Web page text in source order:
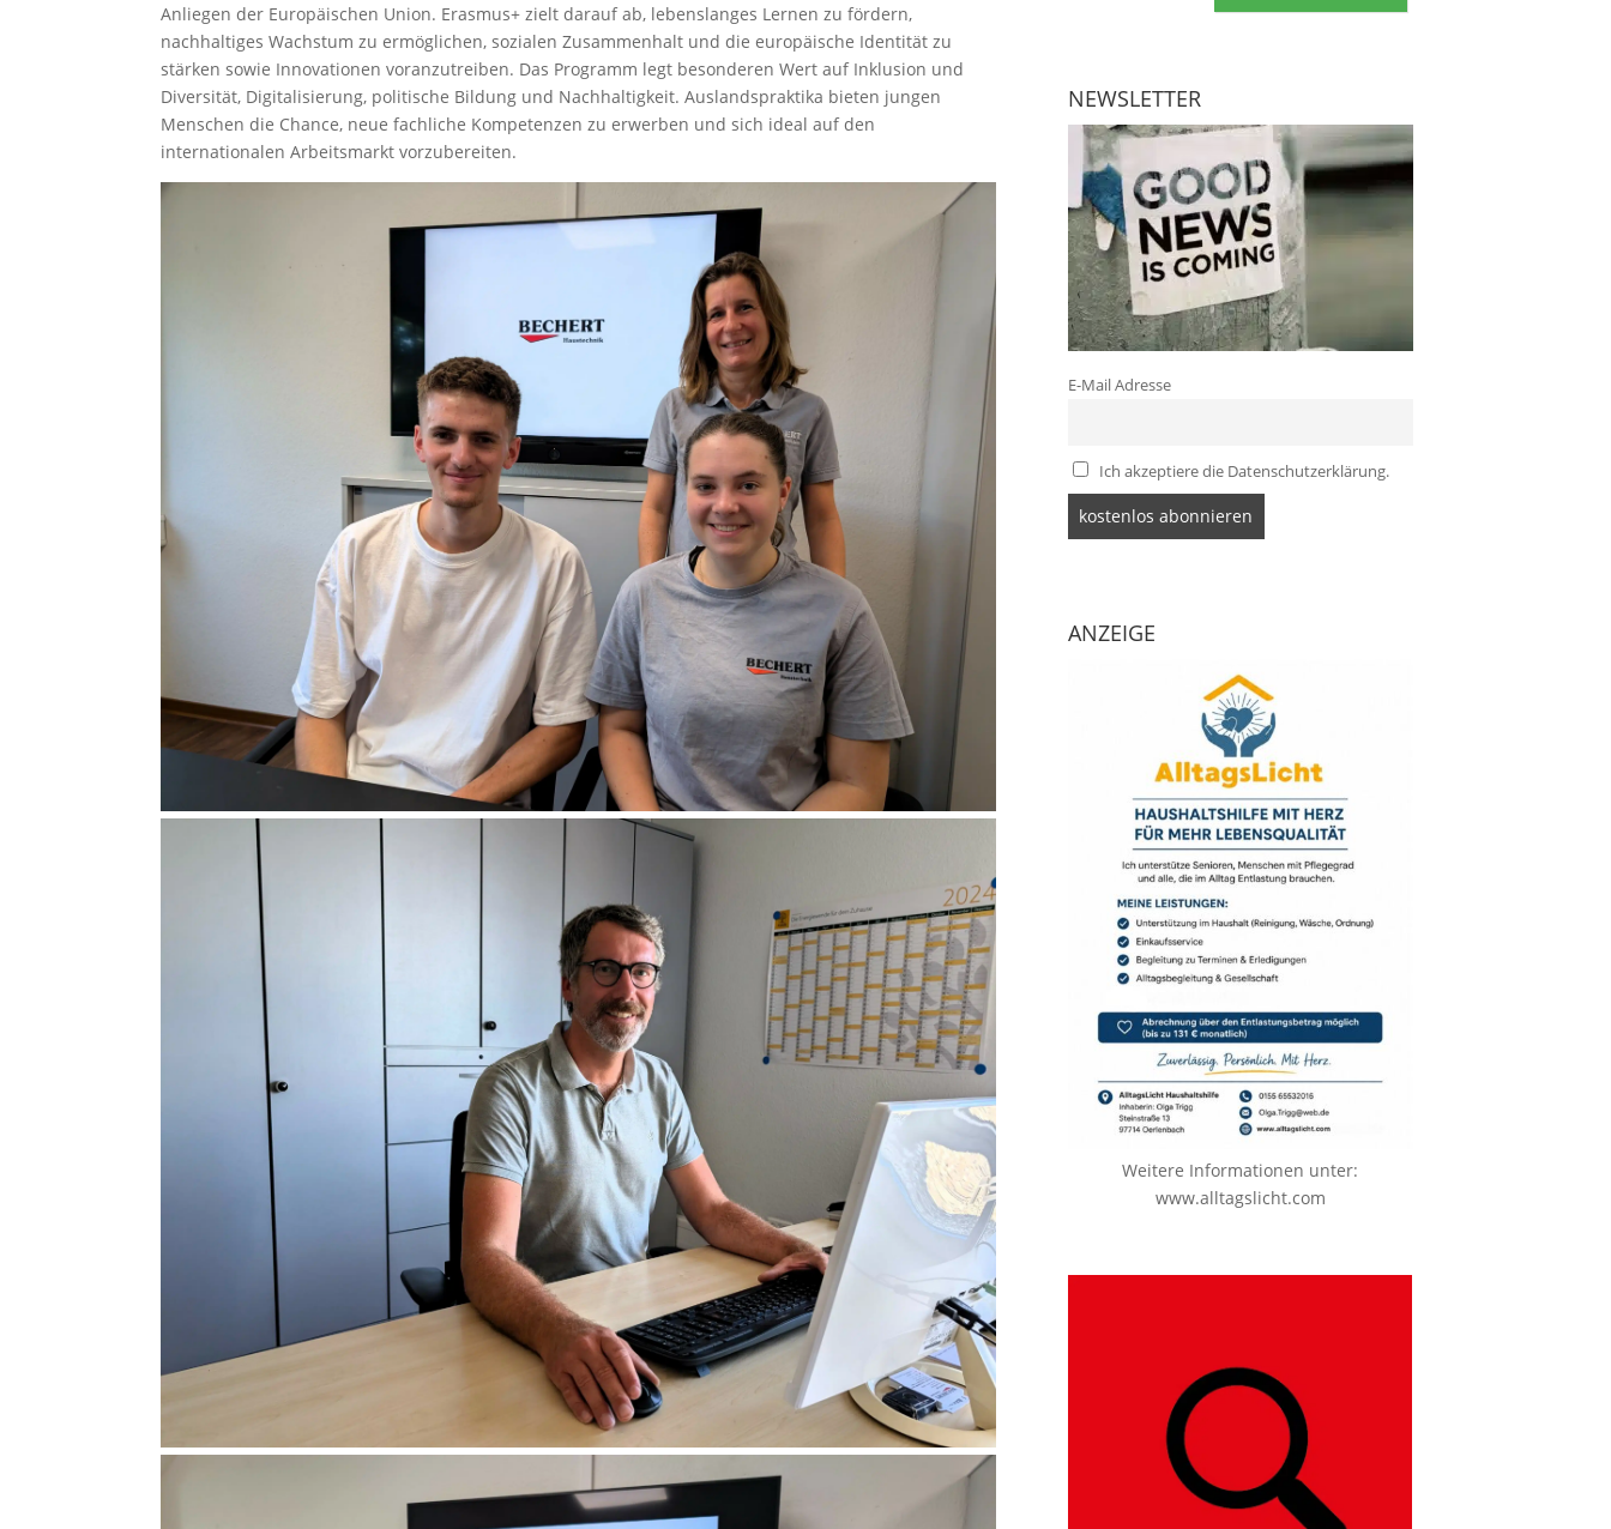
Anliegen der Europäischen Union. Erasmus+ zielt darauf ab, lebenslanges Lernen zu fördern,
nachhaltiges Wachstum zu ermöglichen, sozialen Zusammenhalt und die europäische Identität zu
stärken sowie Innovationen voranzutreiben. Das Programm legt besonderen Wert auf Inklusion und
Diversität, Digitalisierung, politische Bildung und Nachhaltigkeit. Auslandspraktika bieten jungen
Menschen die Chance, neue fachliche Kompetenzen zu erwerben und sich ideal auf den
internationalen Arbeitsmarkt vorzubereiten.
NEWSLETTER
E-Mail Adresse
Ich akzeptiere die Datenschutzerklärung.
ANZEIGE
Weitere Informationen unter:
www.alltagslicht.com